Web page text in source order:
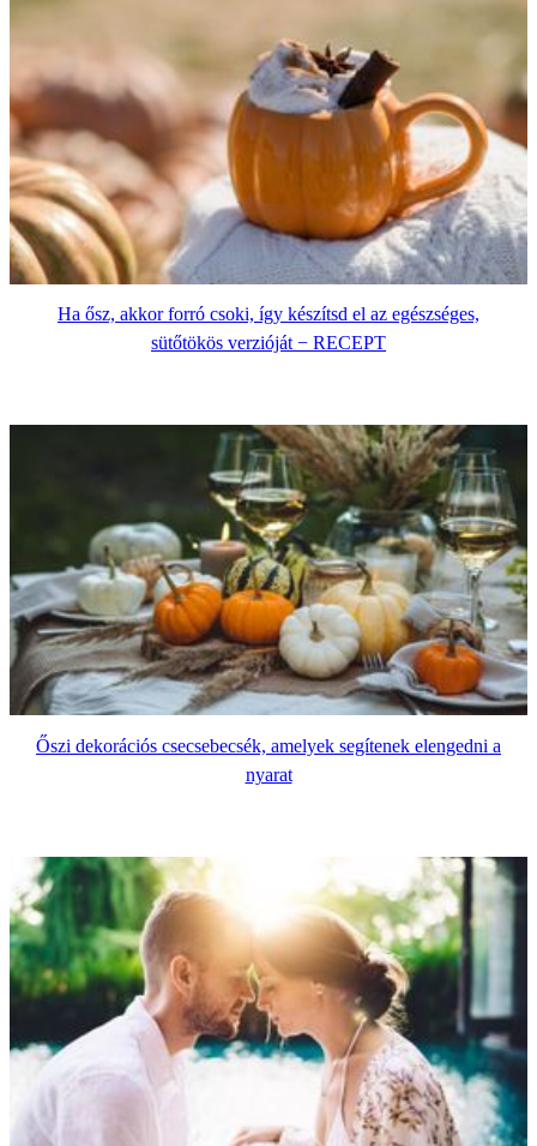
Ha ősz, akkor forró csoki, így készítsd el az egészséges,
sütőtökös verzióját − RECEPT
Őszi dekorációs csecsebecsék, amelyek segítenek elengedni a
nyarat